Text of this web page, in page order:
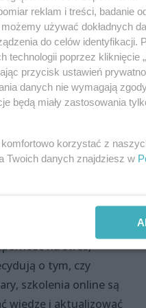
kompetencji
z platform
na stres,
o tym, czy
szkolenia online są
wiedzę i aktualizować
reklam i treści, badanie
używać dokładnych
do celów identyfikacji.
poprzez kliknięcie
przycisk ustawień
danych nie wymagają
będą miały zastosowania
korzystać z
Twoich danych znajdziesz w